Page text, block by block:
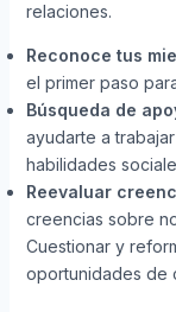
relaciones.
Reconoce tus
el primer paso
Búsqueda de
ayudarte a
habilidades
Reevaluar
creencias sobre
Cuestionar y
oportunidades de